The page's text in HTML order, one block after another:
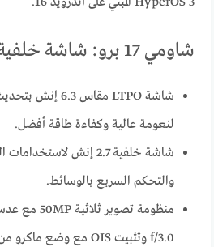
شاومي 17 برو: شاشة خلفية وتقريب 5x
لنعومة عالية وكفاءة طاقة أفضل.
شاشة خلفية 2.7 إنش
والتحكم السريع بالوسائط.
f/3.0 وتثبيت OIS مع وضع ماكرو من مسافة 20 سم.